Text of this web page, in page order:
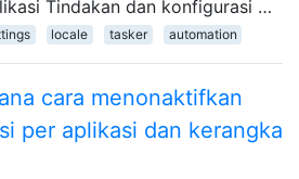
Tindakan dan konfigurasi …
locale tasker automation
cara menonaktifkan
per aplikasi dan kerangka